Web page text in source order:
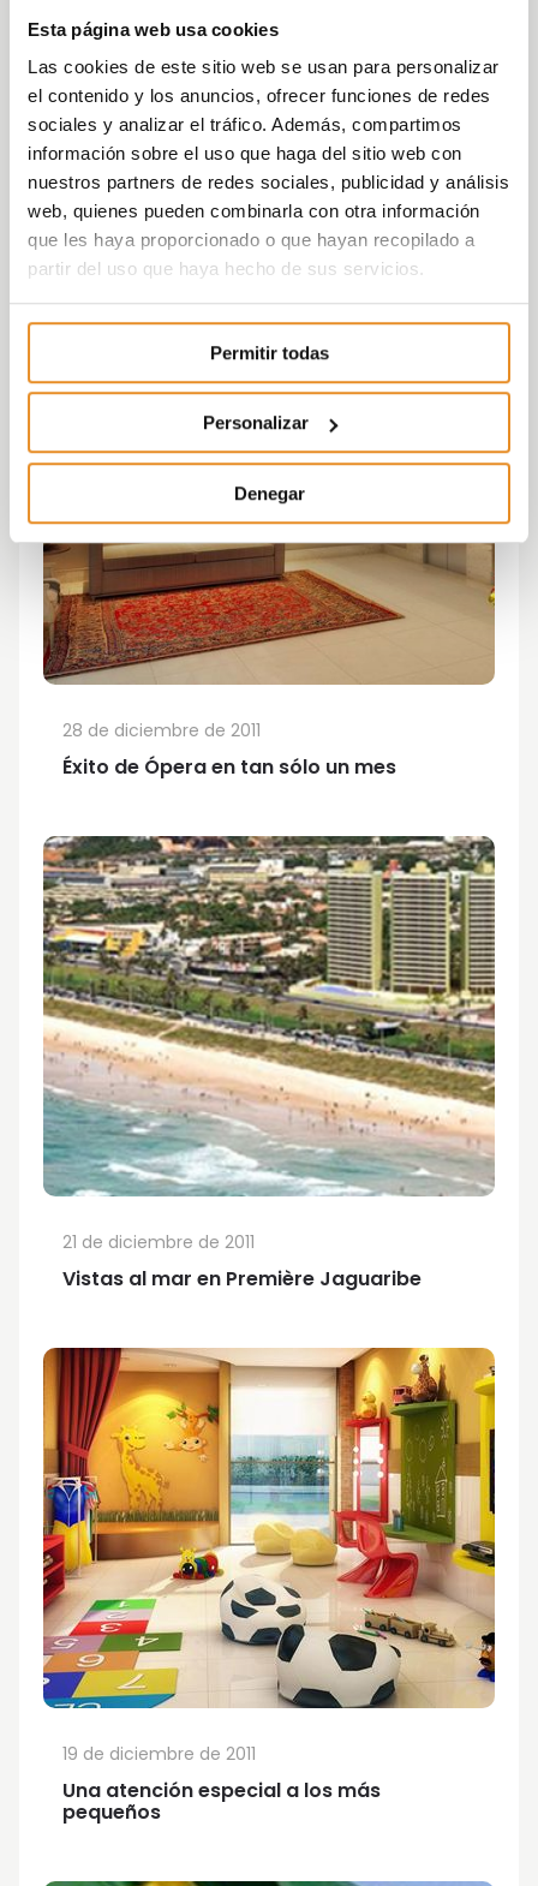
Esta página web usa cookies
Las cookies de este sitio web se usan para personalizar
el contenido y los anuncios, ofrecer funciones de redes
sociales y analizar el tráfico. Además, compartimos
información sobre el uso que haga del sitio web con
nuestros partners de redes sociales, publicidad y análisis
web, quienes pueden combinarla con otra información
que les haya proporcionado o que hayan recopilado a
partir del uso que haya hecho de sus servicios.
Permitir todas
Personalizar
Denegar
Éxito de Ópera en tan sólo un mes
28 de diciembre de 2011
Vistas al mar en Première Jaguaribe
21 de diciembre de 2011
Una atención especial a los más
pequeños
19 de diciembre de 2011